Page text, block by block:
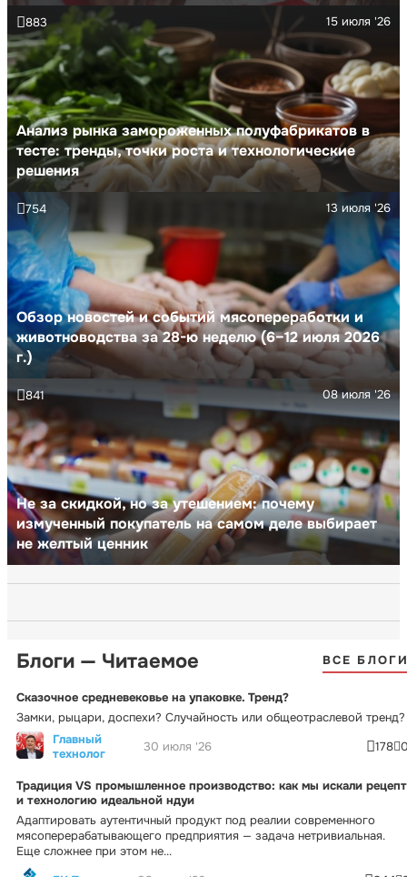
Анализ рынка замороженных полуфабрикатов в
тесте: тренды, точки роста и технологические
решения
15 июля '26
883
Обзор новостей и событий мясопереработки и
животноводства за 28-ю неделю (6–12 июля 2026
г.)
13 июля '26
754
Не за скидкой, но за утешением: почему
измученный покупатель на самом деле выбирает
не желтый ценник
08 июля '26
841
Блоги — Читаемое ВСЕ
Сказочное средневековье на упаковке. Тренд?
Замки, рыцари, доспехи? Случайность или общеотраслевой тренд?
Главный
технолог
30 июля '26 178
Традиция VS промышленное производство: как мы искали рецепт
и технологию идеальной ндуи
Адаптировать аутентичный продукт под реалии современного
мясоперерабатывающего предприятия — задача нетривиальная.
Еще сложнее при этом не...